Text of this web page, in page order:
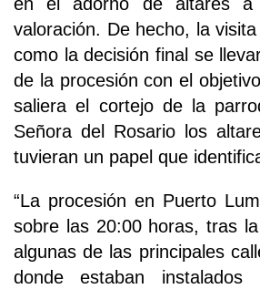
valoración. De hecho, la
como la decisión final se
de la procesión con el
saliera el cortejo de la
Señora del Rosario los
tuvieran un papel que
“La procesión en Puerto
sobre las 20:00 horas, tras
algunas de las principales
donde estaban